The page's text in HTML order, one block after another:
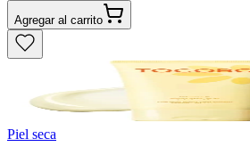
Agregar al carrito
Piel seca